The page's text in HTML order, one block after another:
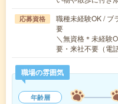
応募資格
職種未経験OK / ブ
要
＼無資格＊未経験
要・来社不要（電
職場の雰囲気
年齢層